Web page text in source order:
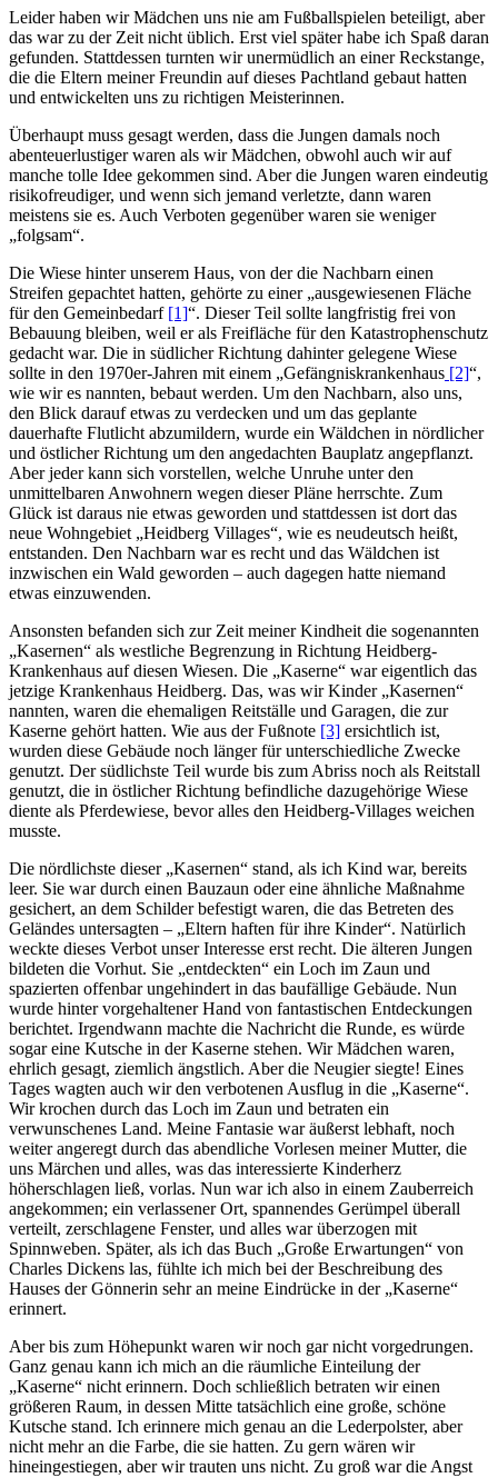
Leider haben wir Mädchen uns nie am Fußballspielen beteiligt, aber
das war zu der Zeit nicht üblich. Erst viel später habe ich Spaß daran
gefunden. Stattdessen turnten wir unermüdlich an einer Reckstange,
die die Eltern meiner Freundin auf dieses Pachtland gebaut hatten
und entwickelten uns zu richtigen Meisterinnen.
Überhaupt muss gesagt werden, dass die Jungen damals noch
abenteuerlustiger waren als wir Mädchen, obwohl auch wir auf
manche tolle Idee gekommen sind. Aber die Jungen waren eindeutig
risikofreudiger, und wenn sich jemand verletzte, dann waren
meistens sie es. Auch Verboten gegenüber waren sie weniger
folgsam .
Die Wiese hinter unserem Haus, von der die Nachbarn einen
Streifen gepachtet hatten, gehörte zu einer ausgewiesenen Fläche
für den Gemeinbedarf [1] . Dieser Teil sollte langfristig frei von
Bebauung bleiben, weil er als Freifläche für den Katastrophenschutz
gedacht war. Die in südlicher Richtung dahinter gelegene Wiese
sollte in den 1970er-Jahren mit einem
Gefängniskrankenhaus [2] ,
wie wir es nannten, bebaut werden. Um den Nachbarn, also uns,
den Blick darauf etwas zu verdecken und um das geplante
dauerhafte Flutlicht abzumildern, wurde ein Wäldchen in nördlicher
und östlicher Richtung um den angedachten Bauplatz angepflanzt.
Aber jeder kann sich vorstellen, welche Unruhe unter den
unmittelbaren Anwohnern wegen dieser Pläne herrschte. Zum
Glück ist daraus nie etwas geworden und stattdessen ist dort das
neue Wohngebiet
Heidberg Villages , wie es neudeutsch heißt,
entstanden. Den Nachbarn war es recht und das Wäldchen ist
inzwischen ein Wald geworden – auch dagegen hatte niemand
etwas einzuwenden.
Ansonsten befanden sich zur Zeit meiner Kindheit die sogenannten
Kasernen
als westliche Begrenzung in Richtung Heidberg-
Krankenhaus auf diesen Wiesen. Die
Kaserne
war eigentlich das
jetzige Krankenhaus Heidberg. Das, was wir Kinder Kasernen
nannten, waren die ehemaligen Reitställe und Garagen, die zur
Kaserne gehört hatten. Wie aus der Fußnote [3] ersichtlich ist,
wurden diese Gebäude noch länger für unterschiedliche Zwecke
genutzt. Der südlichste Teil wurde bis zum Abriss noch als Reitstall
genutzt, die in östlicher Richtung befindliche dazugehörige Wiese
diente als Pferdewiese, bevor alles den Heidberg-Villages weichen
musste.
Die nördlichste dieser Kasernen
stand, als ich Kind war, bereits
leer. Sie war durch einen Bauzaun oder eine ähnliche Maßnahme
gesichert, an dem Schilder befestigt waren, die das Betreten des
Geländes untersagten –
Eltern haften für ihre Kinder . Natürlich
weckte dieses Verbot unser Interesse erst recht. Die älteren Jungen
bildeten die Vorhut. Sie
entdeckten
ein Loch im Zaun und
spazierten offenbar ungehindert in das baufällige Gebäude. Nun
wurde hinter vorgehaltener Hand von fantastischen Entdeckungen
berichtet. Irgendwann machte die Nachricht die Runde, es würde
sogar eine Kutsche in der Kaserne stehen. Wir Mädchen waren,
ehrlich gesagt, ziemlich ängstlich. Aber die Neugier siegte! Eines
Tages wagten auch wir den verbotenen Ausflug in die
Kaserne .
Wir krochen durch das Loch im Zaun und betraten ein
verwunschenes Land. Meine Fantasie war äußerst lebhaft, noch
weiter angeregt durch das abendliche Vorlesen meiner Mutter, die
uns Märchen und alles, was das interessierte Kinderherz
höherschlagen ließ, vorlas. Nun war ich also in einem Zauberreich
angekommen; ein verlassener Ort, spannendes Gerümpel überall
verteilt, zerschlagene Fenster, und alles war überzogen mit
Spinnweben. Später, als ich das Buch
Große Erwartungen
von
Charles Dickens las, fühlte ich mich bei der Beschreibung des
Hauses der Gönnerin sehr an meine Eindrücke in der Kaserne
erinnert.
Aber bis zum Höhepunkt waren wir noch gar nicht vorgedrungen.
Ganz genau kann ich mich an die räumliche Einteilung der
Kaserne
nicht erinnern. Doch schließlich betraten wir einen
größeren Raum, in dessen Mitte tatsächlich eine große, schöne
Kutsche stand. Ich erinnere mich genau an die Lederpolster, aber
nicht mehr an die Farbe, die sie hatten. Zu gern wären wir
hineingestiegen, aber wir trauten uns nicht. Zu groß war die Angst